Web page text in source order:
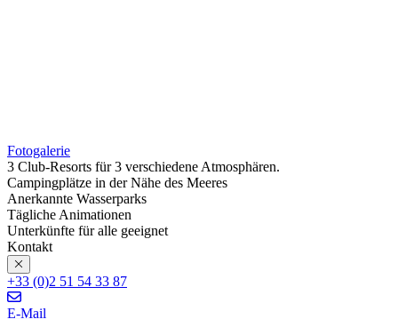
Fotogalerie
3 Club-Resorts für 3 verschiedene Atmosphären.
Campingplätze in der Nähe des Meeres
Anerkannte Wasserparks
Tägliche Animationen
Unterkünfte für alle geeignet
Kontakt
+33 (0)2 51 54 33 87
E-Mail